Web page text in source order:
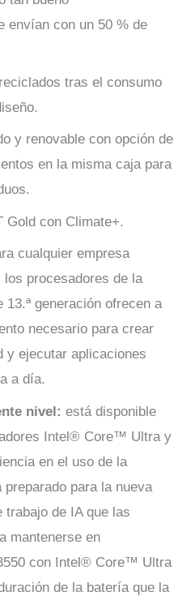
envían con un 50 % de
tras el consumo
y renovable con opción de
en la misma caja para
Gold con Climate+.
cualquier empresa
los procesadores de la
generación ofrecen a
necesario para crear
y ejecutar aplicaciones
a día.
nivel: está disponible
Intel® Core™ Ultra y
en el uso de la
para la nueva
trabajo de IA que las
mantenerse en
con Intel® Core™ Ultra
de la batería que la